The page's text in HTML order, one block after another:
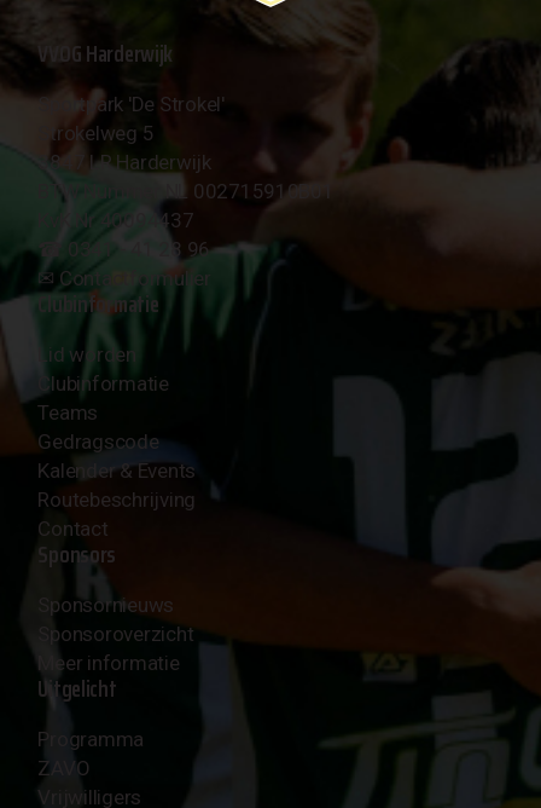
VVOG Harderwijk
Sportpark 'De Strokel'
Strokelweg 5
3847 LR Harderwijk
BTW Nummer NL 002715910B01
KvK Nr 40094437
☎︎ 0341 - 41 28 96
✉︎ Contactformulier
Clubinformatie
Lid worden
Clubinformatie
Teams
Gedragscode
Kalender & Events
Routebeschrijving
Contact
Sponsors
Sponsornieuws
Sponsoroverzicht
Meer informatie
Uitgelicht
Programma
ZAVO
Vrijwilligers